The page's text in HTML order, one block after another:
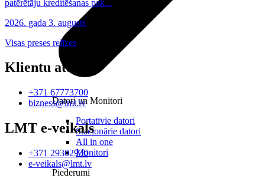
Datori un Monitori
Portatīvie datori
Stacionārie datori
All in one
Monitori
Piederumi
patērētāju kreditēšanas pak...
2026. gada 3. augusts
Visas preses relīzes
Klientu atbalsts
+371 67773700
bizness@lmt.lv
LMT e-veikals
+371 29302930
e-veikals@lmt.lv